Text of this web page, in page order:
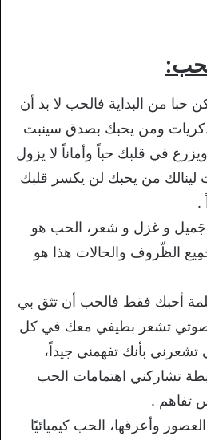
حبا من البداية فالحب لا بد أن
ومن يحبك بصدق سينبت
في قلبك حباً وأماناً لا يزول
لينالك من يحبك لن يكسر قلبك
.
و غزل و شعر، الحب هو
الظّروف والحالات هذا هو
أحبك فقط فالحب أن تثق بي
صوتي تشعر بطيفي معك في كل
بأنك تفهمني جيداً،
تشاركني اهتمامات الحب
تفاهم .
وأعرقها، الحب كيميائيًا